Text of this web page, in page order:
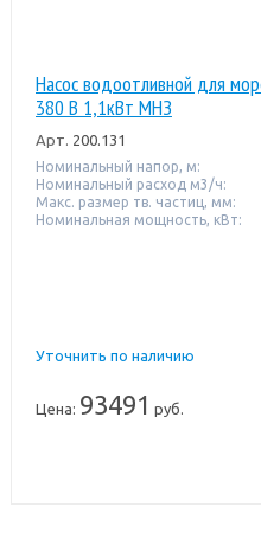
Насос водоотливной для
380 В 1,1кВт МНЗ
Арт. 200.131
Номинальный напор, м:
Номинальный расход м3/ч:
Макс. размер тв. частиц, мм:
Номинальная мощность, кВт:
Уточнить по наличию
Цена: 93491 руб.